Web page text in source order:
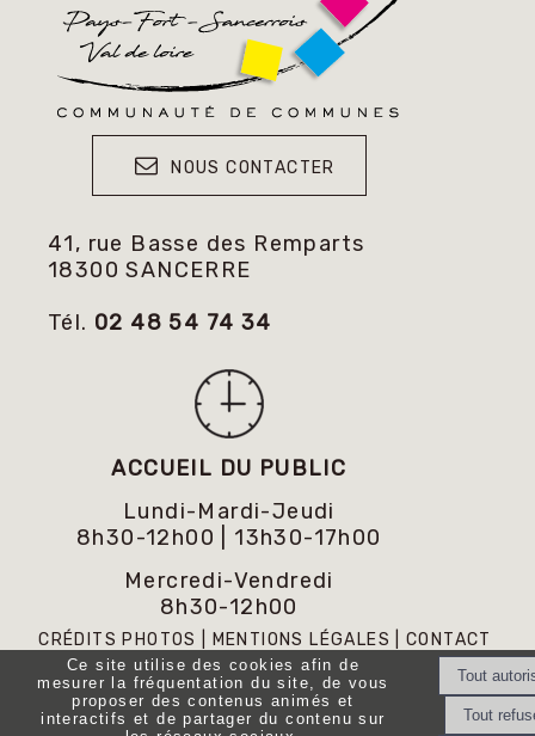
NOUS CONTACTER
41, rue Basse des Remparts
18300 SANCERRE
Tél. 02 48 54 74 34
ACCUEIL DU PUBLIC
Lundi-Mardi-Jeudi
8h30-12h00 | 13h30-17h00
Mercredi-Vendredi
8h30-12h00
CRÉDITS PHOTOS MENTIONS LÉGALES CONTACT
Ce site utilise des cookies afin de
mesurer la fréquentation du site, de vous
proposer des contenus animés et
interactifs et de partager du contenu sur